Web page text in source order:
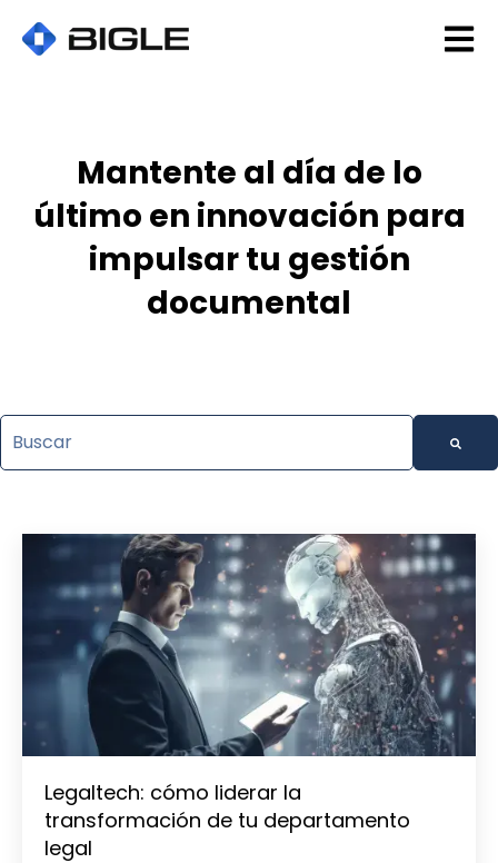
Open
Mantente al día de lo
último en innovación para
impulsar tu gestión
documental
Esto es un campo de búsqueda con una función de
Legaltech: cómo liderar la
transformación de tu departamento
legal